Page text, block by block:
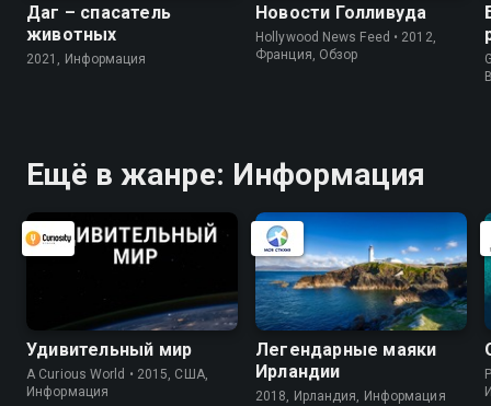
Даг – спасатель
животных
2021, Информация
Новости Голливуда
Hollywood News Feed • 2012,
Франция, Обзор
Ещё в жанре: Информация
Удивительный мир
A Curious World • 2015, США,
Информация
Легендарные маяки
Ирландии
2018, Ирландия, Информация